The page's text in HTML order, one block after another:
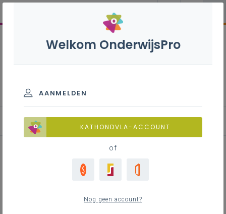
Motivatie in de les LO: van theorie
Welkom OnderwijsPro
AANMELDEN
KATHONDVLA-ACCOUNT
of
Nog geen account?